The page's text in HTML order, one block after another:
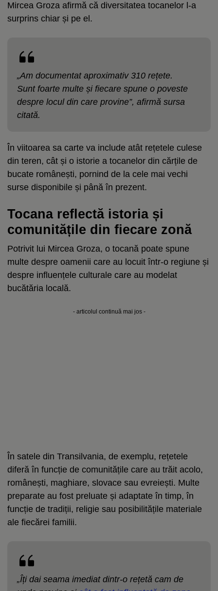
Mircea Groza afirmă că diversitatea tocanelor l-a
surprins chiar și pe el.
„Am documentat aproximativ 310 rețete.
Sunt foarte multe și fiecare spune o poveste
despre locul din care provine”, afirmă sursa
citată.
În viitoarea sa carte va include atât rețetele culese
din teren, cât și o istorie a tocanelor din cărțile de
bucate românești, pornind de la cele mai vechi
surse disponibile și până în prezent.
Tocana reflectă istoria și
comunitățile din fiecare zonă
Potrivit lui Mircea Groza, o tocană poate spune
multe despre oamenii care au locuit într-o regiune și
despre influențele culturale care au modelat
bucătăria locală.
- articolul continuă mai jos -
În satele din Transilvania, de exemplu, rețetele
diferă în funcție de comunitățile care au trăit acolo,
românești, maghiare, slovace sau evreiești. Multe
preparate au fost preluate și adaptate în timp, în
funcție de tradiții, religie sau posibilitățile materiale
ale fiecărei familii.
„Îți dai seama imediat dintr-o rețetă cam de